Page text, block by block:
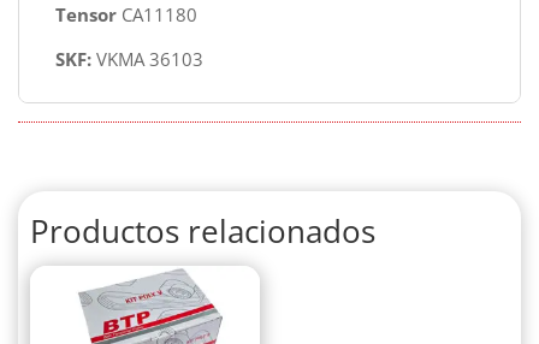
Tensor CA11180
SKF: VKMA 36103
Productos relacionados